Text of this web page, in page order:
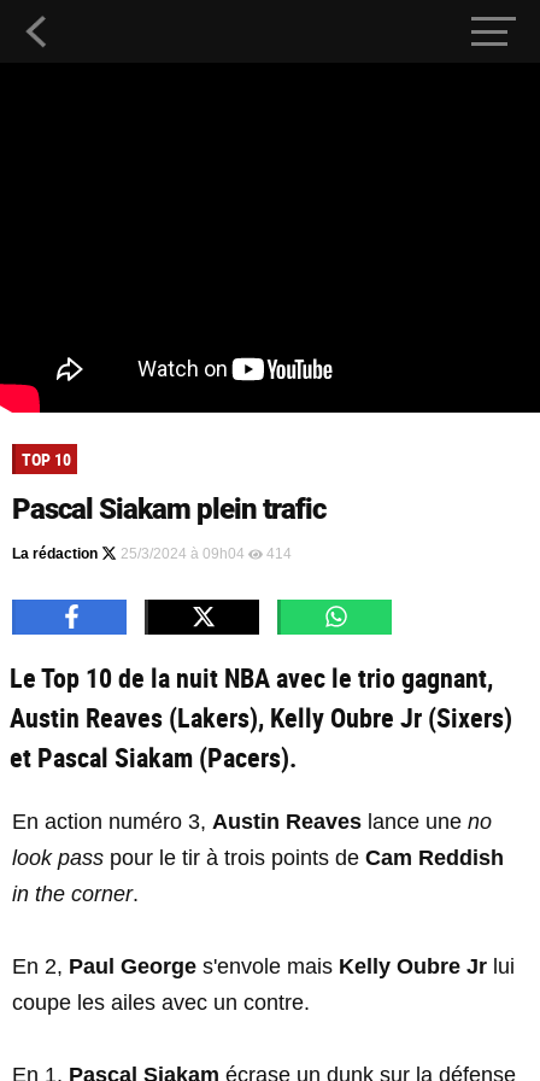
TOP 10
Pascal Siakam plein trafic
La rédaction 25/3/2024 à 09h04 414
Le Top 10 de la nuit NBA avec le trio gagnant,
Austin Reaves (Lakers), Kelly Oubre Jr (Sixers)
et Pascal Siakam (Pacers).
En action numéro 3, Austin Reaves lance une no
look pass pour le tir à trois points de Cam Reddish
in the corner.
En 2, Paul George s'envole mais Kelly Oubre Jr lui
coupe les ailes avec un contre.
En 1, Pascal Siakam écrase un dunk sur la défense